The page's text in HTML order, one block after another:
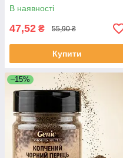
В наявності
47,52 ₴ 55,90 ₴
Купити
–15%